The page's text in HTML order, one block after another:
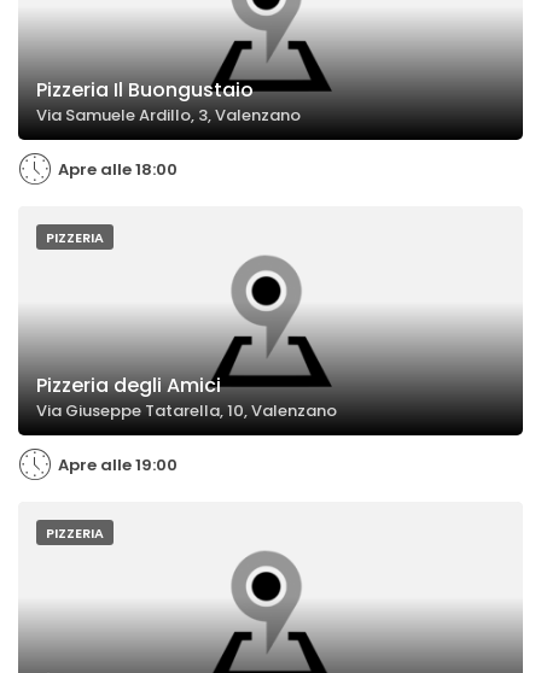
Pizzeria Il Buongustaio
Via Samuele Ardillo, 3, Valenzano
Apre alle 18:00
PIZZERIA
Pizzeria degli Amici
Via Giuseppe Tatarella, 10, Valenzano
Apre alle 19:00
PIZZERIA